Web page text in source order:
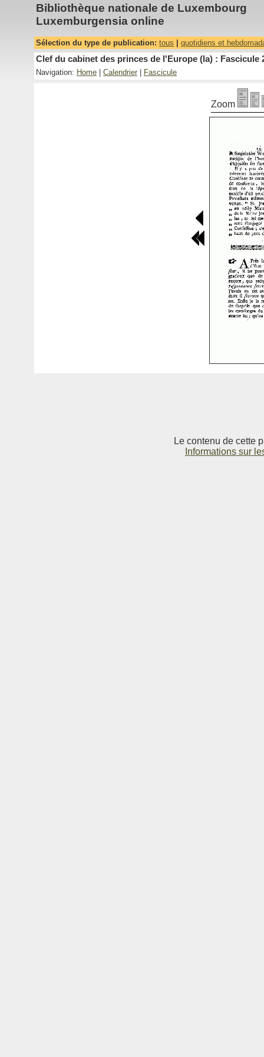
Bibliothèque nationale de Luxembourg
Luxemburgensia online
Sélection du type de publication: tous quotidiens et
Clef du cabinet des princes de l'Europe (la) : Fascicule
Navigation: Home Calendrier Fascicule
Zoom
Le contenu de cette
Informations sur